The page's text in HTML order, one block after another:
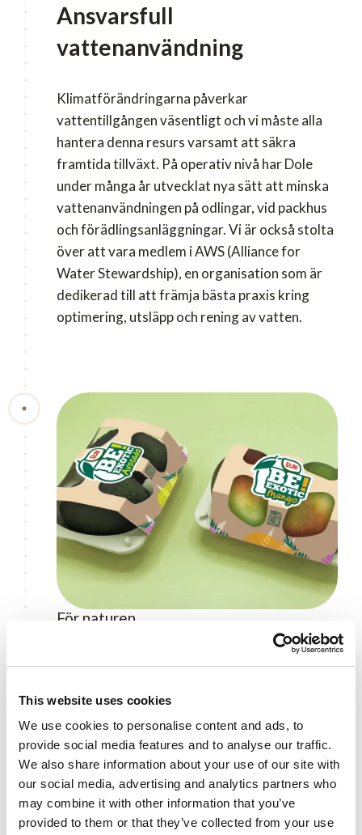
This website uses cookies
We use cookies to personalise content and ads, to
provide social media features and to analyse our traffic.
We also share information about your use of our site with
our social media, advertising and analytics partners who
may combine it with other information that you’ve
provided to them or that they’ve collected from your use
Ansvarsfull
vattenanvändning
Klimatförändringarna påverkar
vattentillgången väsentligt och vi måste alla
hantera denna resurs varsamt att säkra
framtida tillväxt. På operativ nivå har Dole
under många år utvecklat nya sätt att minska
vattenanvändningen på odlingar, vid packhus
och förädlingsanläggningar. Vi är också stolta
över att vara medlem i AWS (Alliance for
Water Stewardship), en organisation som är
dedikerad till att främja bästa praxis kring
optimering, utsläpp och rening av vatten.
För naturen
Avfall och förpackningar
På odlingar och i förädlingsanläggningar har
Dole tillvägagångssättet "reducera,
återanvänd och återvinn" något som lett till
flera initiativ minskar avfallet. Oavsett var
avfall är en väsentlig fråga, engagerar vi oss i
att förstå och minska vårt avtryck. I vår